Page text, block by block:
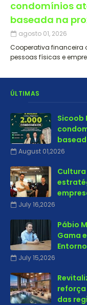
condomínios
baseada na
agosto 01, 2026
Cooperativa financeira
pessoas físicas e
ÚLTIMAS
Sicoob
August 01,2026
July 16,2026
Pábio
Gama
Entorno
July 15,2026
das